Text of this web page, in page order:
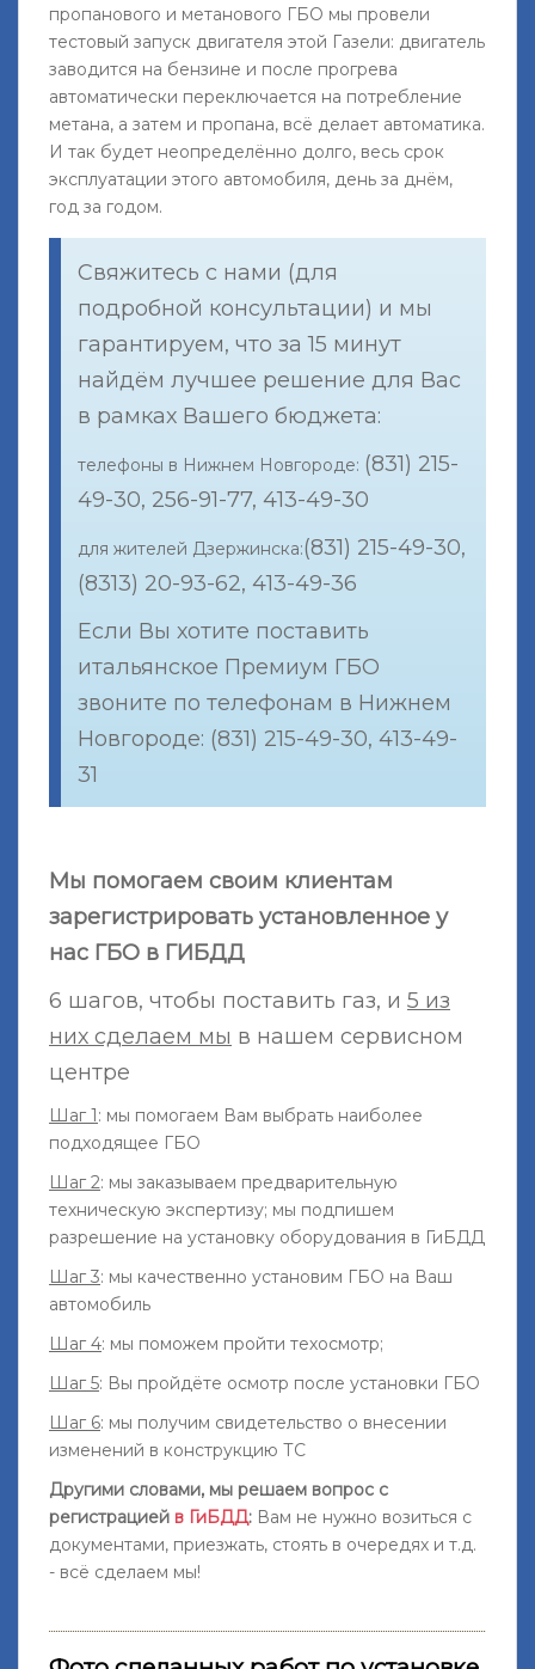
пропанового и метанового ГБО мы провели
тестовый запуск двигателя этой Газели: двигатель
заводится на бензине и после прогрева
автоматически переключается на потребление
метана, а затем и пропана, всё делает автоматика.
И так будет неопределённо долго, весь срок
эксплуатации этого автомобиля, день за днём,
год за годом.
Свяжитесь с нами (для
подробной консультации) и мы
гарантируем, что за 15 минут
найдём лучшее решение для Вас
в рамках Вашего бюджета:
телефоны в Нижнем Новгороде: (831) 215-
49-30, 256-91-77, 413-49-30
для жителей Дзержинска:(831) 215-49-30,
(8313) 20-93-62, 413-49-36
Если Вы хотите поставить
итальянское Премиум ГБО
звоните по телефонам в Нижнем
Новгороде: (831) 215-49-30, 413-49-
31
Мы помогаем своим клиентам
зарегистрировать установленное у
нас ГБО в ГИБДД
6 шагов, чтобы поставить газ, и 5 из
них сделаем мы в нашем сервисном
центре
Шаг 1: мы помогаем Вам выбрать наиболее
подходящее ГБО
Шаг 2: мы заказываем предварительную
техническую экспертизу; мы подпишем
разрешение на установку оборудования в ГиБДД
Шаг 3: мы качественно установим ГБО на Ваш
автомобиль
Шаг 4: мы поможем пройти техосмотр;
Шаг 5: Вы пройдёте осмотр после установки ГБО
Шаг 6: мы получим свидетельство о внесении
изменений в конструкцию ТС
Другими словами, мы решаем вопрос с
регистрацией в ГиБДД: Вам не нужно возиться с
документами, приезжать, стоять в очередях и т.д.
- всё сделаем мы!